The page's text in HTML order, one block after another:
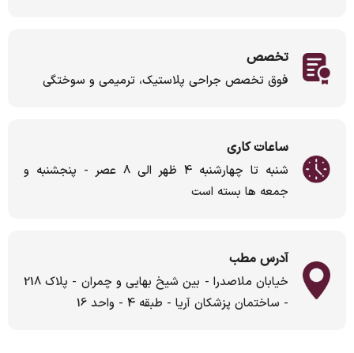
تخصص
فوق تخصص جراحی پلاستیک، ترمیمی و سوختگی
ساعات کاری
شنبه تا چهارشنبه 4 ظهر الی 8 عصر - پنجشنبه و
جمعه ها بسته است
آدرس مطب
خیابان ملاصدرا - بین شیخ بهایی و چمران - پلاک 218
- ساختمان پزشکان آریا - طبقه 4 - واحد 16